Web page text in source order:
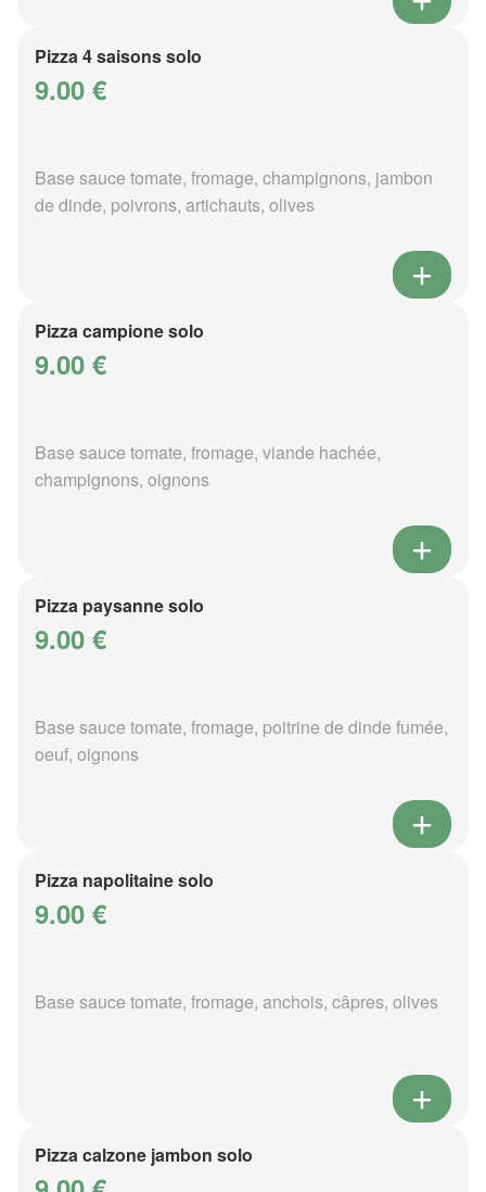
Pizza 4 saisons solo
9.00 €
Base sauce tomate, fromage, champignons, jambon
de dinde, poivrons, artichauts, olives
Pizza campione solo
9.00 €
Base sauce tomate, fromage, viande hachée,
champignons, oignons
Pizza paysanne solo
9.00 €
Base sauce tomate, fromage, poitrine de dinde fumée,
oeuf, oignons
Pizza napolitaine solo
9.00 €
Base sauce tomate, fromage, anchois, câpres, olives
Pizza calzone jambon solo